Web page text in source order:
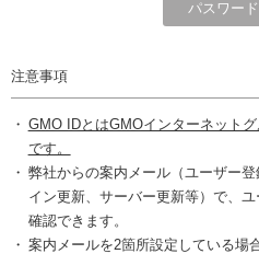
注意事項
GMO IDとはGMOインターネット
です。
弊社からの案内メール（ユーザー
イン更新、サーバー更新等）で、
確認できます。
案内メールを2箇所設定している場